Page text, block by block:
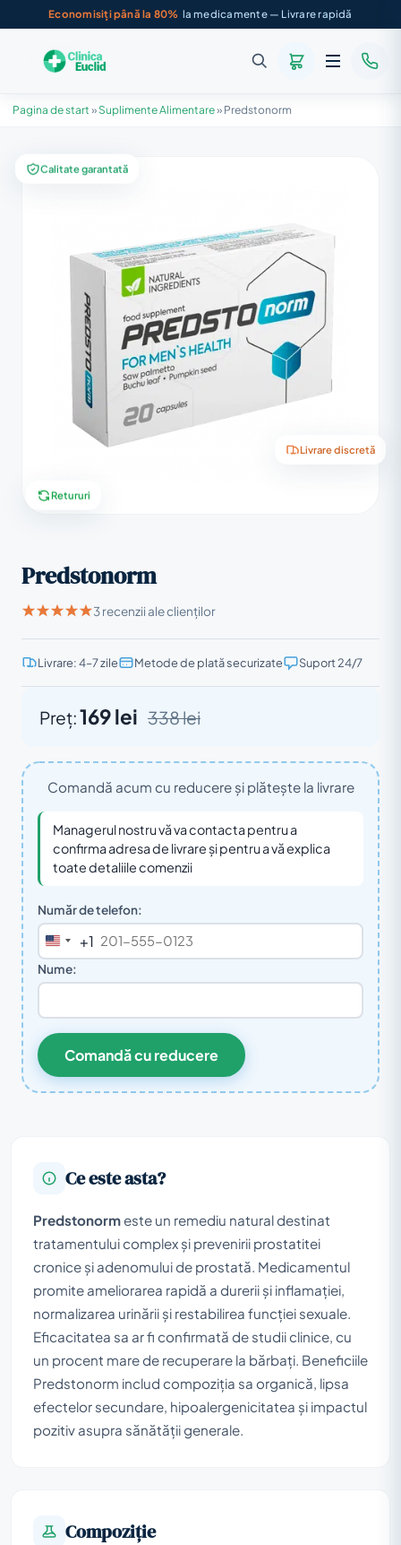
Economisiți până la 80% la medicamente — Livrare rapidă
Pagina de start » Suplimente Alimentare» Predstonorm
Calitate garantată
Livrare discretă
Retururi
Predstonorm
3 recenzii ale clienților
Livrare: 4–7 zile Metode de plată securizate Suport 24/7
Preț:169 lei 338 lei
Comandă acum cu reducere și plătește la livrare
Managerul nostru vă va contacta pentru a
confirma adresa de livrare și pentru a vă explica
toate detaliile comenzii
Număr de telefon:
United
States
+1
Nume:
Comandă cu reducere
Ce este asta?
Predstonormeste un remediu natural destinat
tratamentului complex și prevenirii prostatitei
cronice și adenomului de prostată. Medicamentul
promite ameliorarea rapidă a durerii și inflamației,
normalizarea urinării și restabilirea funcției sexuale.
Eficacitatea sa ar fi confirmată de studii clinice, cu
un procent mare de recuperare la bărbați. Beneficiile
Predstonorm includ compoziția sa organică, lipsa
efectelor secundare, hipoalergenicitatea și impactul
pozitiv asupra sănătății generale.
Compoziţie